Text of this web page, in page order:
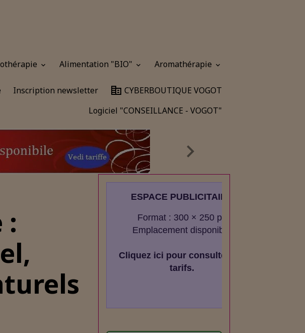
Alimentation "BIO" Aromathérapie
Inscription newsletter
CYBERBOUTIQUE VOGOT
Logiciel "CONSEILLANCE - VOGOT"
:
ESPACE PUBLICITAIRE
Format : 300 × 250 px
Emplacement disponible
Cliquez ici pour consulter les
tarifs.